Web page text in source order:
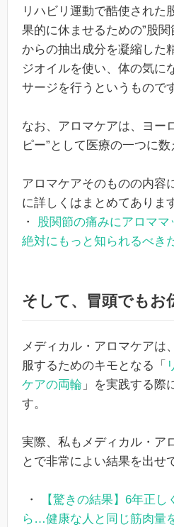
リハビリ運動で酷使された
果的に休ませるための”股
からの抽出成分を凝縮した
ジオイルを使い、体の気に
サージを行うというもので
なお、アロマケアは、ヨー
ピー”として医療の一つに数
アロマケアそのものの内容
に詳しくはまとめてありま
・ 股関節の痛みにアロマ
絶対にもっと知られるべき
そして、冒頭でもお
メディカル・アロマケアは
服するためのキモとなる「
ケアの両輪 」を実践する際
す。
実際、私もメディカル・ア
とで非常によい結果を出せ
・
【驚きの結果】6年正
ら…健康な人と同じ筋肉量